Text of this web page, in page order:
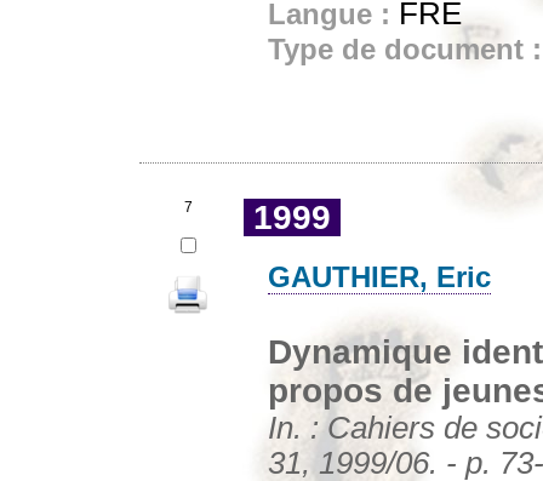
Langue : FRE
Type de document
7 1999
GAUTHIER, Eric
Dynamique
propos de
In. : Cahiers de
31, 1999/06. - p.